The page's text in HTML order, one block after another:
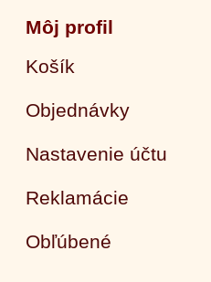
Môj profil
Košík
Objednávky
Nastavenie účtu
Reklamácie
Obľúbené